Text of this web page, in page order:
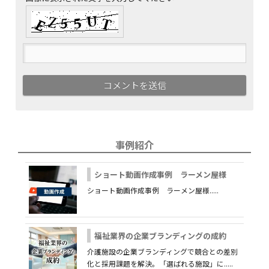
事例紹介
ショート動画作成事例 ラーメン屋様
ショート動画作成事例 ラーメン屋様.....
福祉業界の企業ブランディングの成約
介護施設の企業ブランディングで競合との差別
化と採用課題を解決。「選ばれる施設」に.....